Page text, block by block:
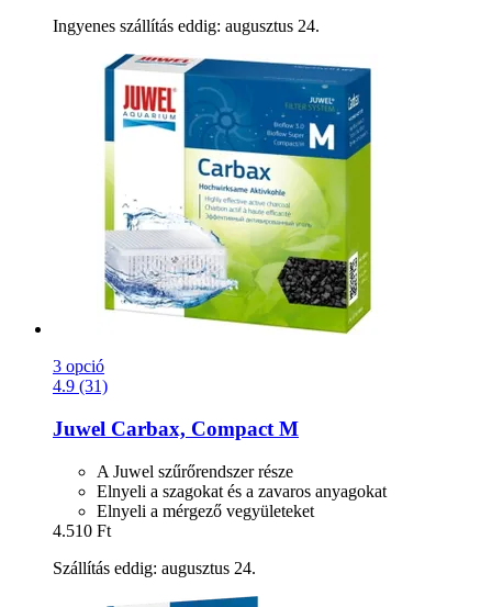
Ingyenes szállítás eddig: augusztus 24.
3 opció
4.9 (31)
Juwel Carbax, Compact M
A Juwel szűrőrendszer része
Elnyeli a szagokat és a zavaros anyagokat
Elnyeli a mérgező vegyületeket
4.510 Ft
Szállítás eddig: augusztus 24.